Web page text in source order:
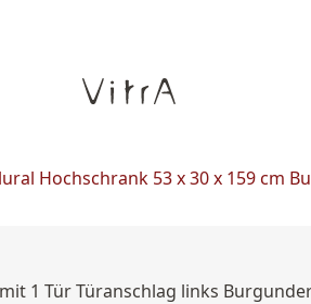
Hochschrank 53 x 30 x 159 cm
1 Tür Türanschlag links